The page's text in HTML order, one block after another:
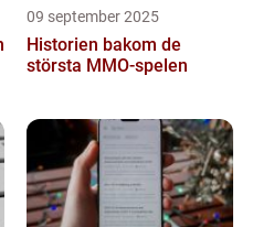
09 september 2025
Historien bakom de
största MMO-spelen